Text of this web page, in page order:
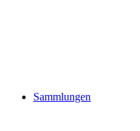
Sammlungen